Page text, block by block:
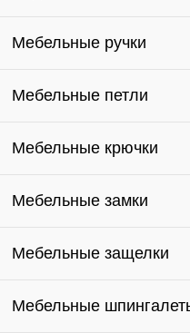
Мебельные ручки
Мебельные петли
Мебельные крючки
Мебельные замки
Мебельные защелки
Мебельные